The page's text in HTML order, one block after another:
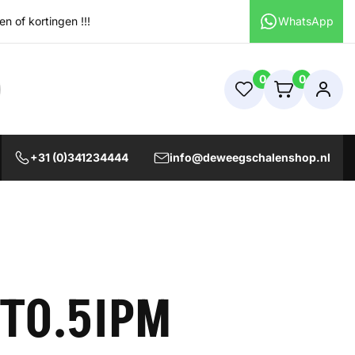
of kortingen !!! WhatsApp
0 0
+31 (0)341234444 info@deweegschalenshop.nl